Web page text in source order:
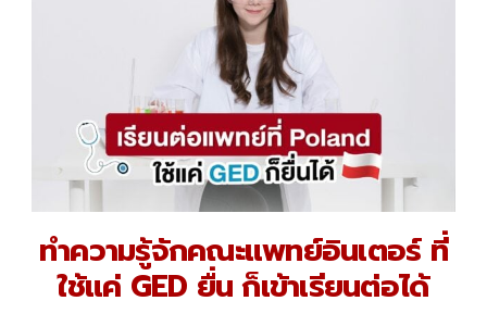
ทำความรู้จักคณะแพทย์อินเตอร์ ที่
ใช้แค่ GED ยื่น ก็เข้าเรียนต่อได้